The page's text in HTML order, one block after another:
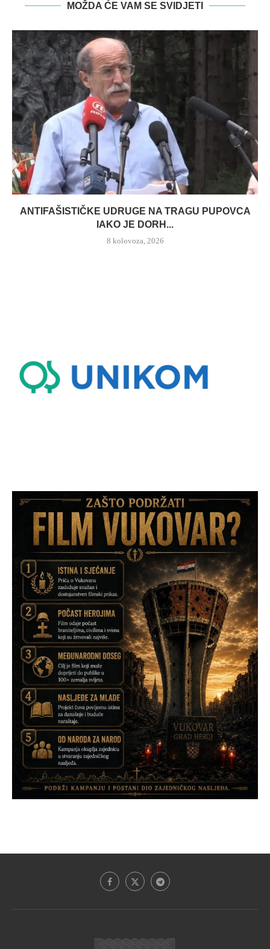
MOŽDA ĆE VAM SE SVIDJETI
ANTIFAŠISTIČKE UDRUGE NA TRAGU PUPOVCA
IAKO JE DORH...
8 kolovoza, 2026